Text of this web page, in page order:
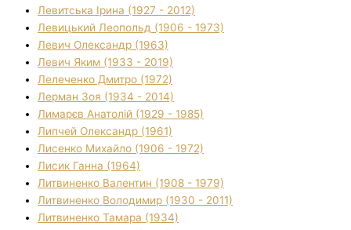
Левитська Ірина (1927 - 2012)
Левицький Леопольд (1906 - 1973)
Левич Олександр (1963)
Левич Яким (1933 - 2019)
Лелеченко Дмитро (1972)
Лерман Зоя (1934 - 2014)
Лимарєв Анатолій (1929 - 1985)
Липчей Олександр (1961)
Лисенко Михайло (1906 - 1972)
Лисик Ганна (1964)
Литвиненко Валентин (1908 - 1979)
Литвиненко Володимир (1930 - 2011)
Литвиненко Тамара (1934)